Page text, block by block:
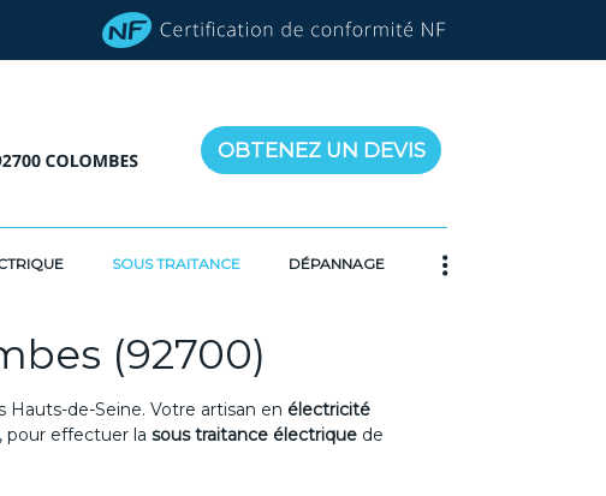
OBTENEZ UN DEVIS
SOUS TRAITANCE DÉPANNAGE
(92700)
de-Seine. Votre artisan en électricité
pour effectuer la sous traitance électriquede